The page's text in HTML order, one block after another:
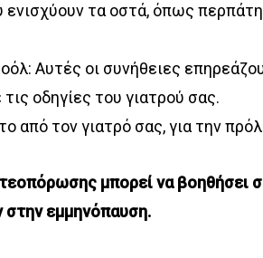
τα οστά, όπως
Αυτές οι συνήθειες
οδηγίες του γιατρού σας.
από τον γιατρό σας, για την
μπορεί να βοηθήσει
στην εμμηνόπαυση.